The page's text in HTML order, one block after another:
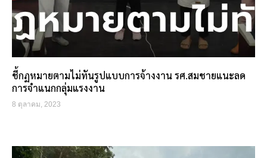
ชี้กฏหมายตามไม่ทันรูปแบบการจ้างงาน รศ.สมชายแนะลด
การจำแนกกลุ่มแรงงาน
8 ตุลาคม, 2023